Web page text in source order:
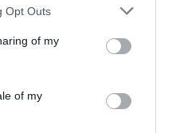
uses one or more Google
behaviour. You may click to
and its third-party tags to
purposes in below Google
Opt Outs
of my
of my
η Παλαιά
–
απέναντι σε
(βίντεο)